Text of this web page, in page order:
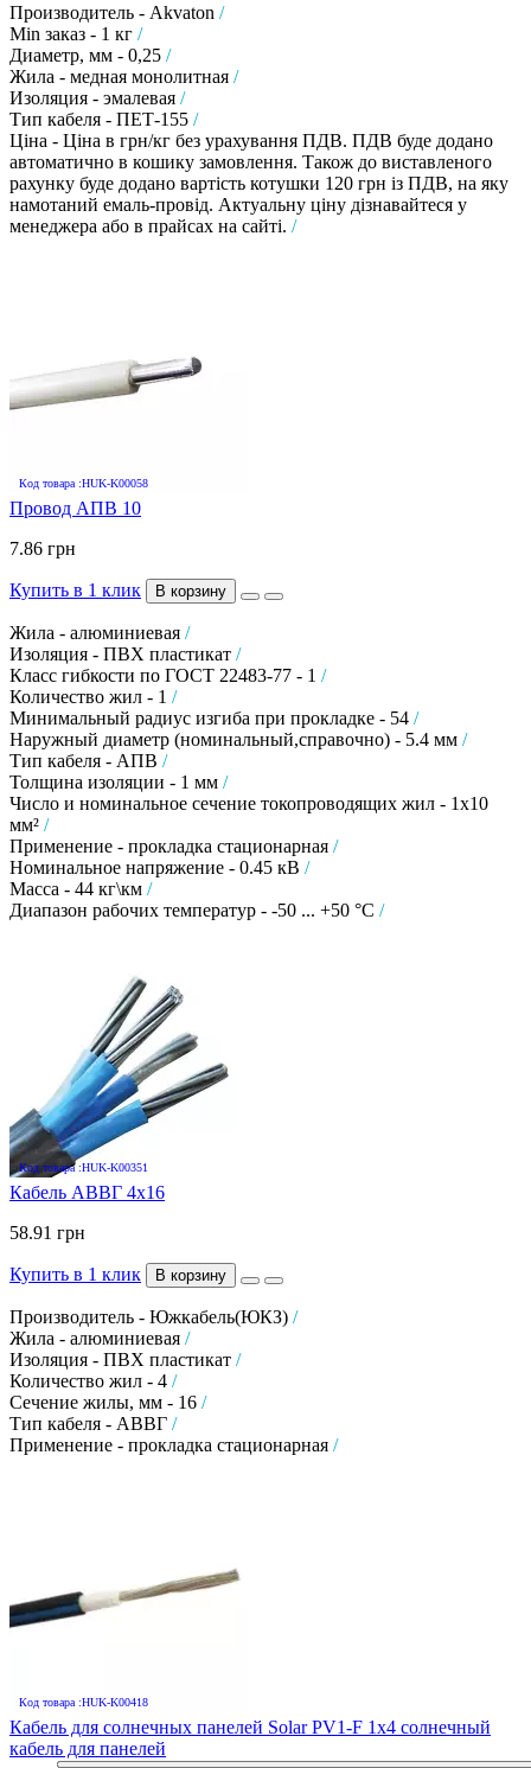
Производитель - Akvaton /
Min заказ - 1 кг /
Диаметр, мм - 0,25 /
Жила - медная монолитная /
Изоляция - эмалевая /
Тип кабеля - ПЕТ-155 /
Ціна - Ціна в грн/кг без урахування ПДВ. ПДВ буде додано
автоматично в кошику замовлення. Також до виставленого
рахунку буде додано вартість котушки 120 грн із ПДВ, на яку
намотаний емаль-провід. Актуальну ціну дізнавайтеся у
менеджера або в прайсах на сайті. /
Код товара :HUK-K00058
Провод АПВ 10
7.86 грн
Купить в 1 клик В корзину
Жила - алюминиевая /
Изоляция - ПВХ пластикат /
Класс гибкости по ГОСТ 22483-77 - 1 /
Количество жил - 1 /
Минимальный радиус изгиба при прокладке - 54 /
Наружный диаметр (номинальный,справочно) - 5.4 мм /
Тип кабеля - АПВ /
Толщина изоляции - 1 мм /
Число и номинальное сечение токопроводящих жил - 1х10
мм² /
Применение - прокладка стационарная /
Номинальное напряжение - 0.45 кВ /
Масса - 44 кг\км /
Диапазон рабочих температур - -50 ... +50 °C /
Код товара :HUK-K00351
Кабель АВВГ 4х16
58.91 грн
Купить в 1 клик В корзину
Производитель - Южкабель(ЮКЗ) /
Жила - алюминиевая /
Изоляция - ПВХ пластикат /
Количество жил - 4 /
Сечение жилы, мм - 16 /
Тип кабеля - АВВГ /
Применение - прокладка стационарная /
Код товара :HUK-K00418
Кабель для солнечных панелей Solar PV1-F 1х4 солнечный
кабель для панелей